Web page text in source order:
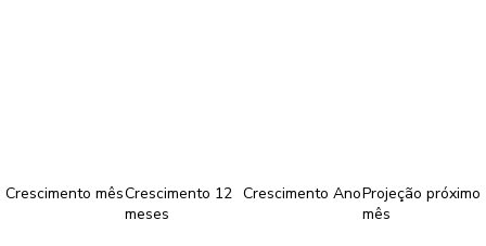
Crescimento mêsCrescimento 12
meses
Crescimento AnoProjeção próximo
mês